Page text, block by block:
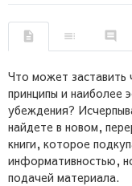
Что может заставить
принципы и наиболее
убеждения?
найдете в новом,
книги, которое
информативностью,
подачей материала.